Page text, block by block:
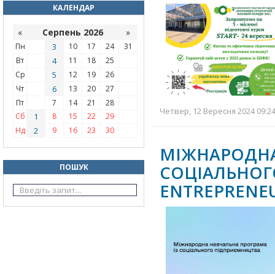
КАЛЕНДАР
« Серпень 2026 »
Пн 3 10 17 24
31
Вт
4 11 18
25
Ср
5 12 19
26
Чт
6 13 20
27
Пт
7 14 21
28
Сб
1 8 15 22
29
Нд
2 9 16 23 30
ПОШУК
Четвер, 12 Вересня 2024